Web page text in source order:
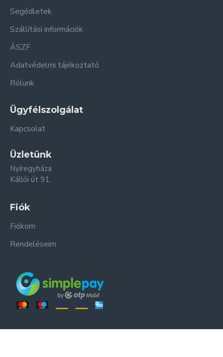
Segédletek
Szállítási információk
ÁSZF
Adatvédelmi tájékoztató
Rólunk
Ügyfélszolgálat
Kapcsolat
Üzletünk
Nyíregyháza
Kállói út 91.
Fiók
Fiókom
Rendeléseim